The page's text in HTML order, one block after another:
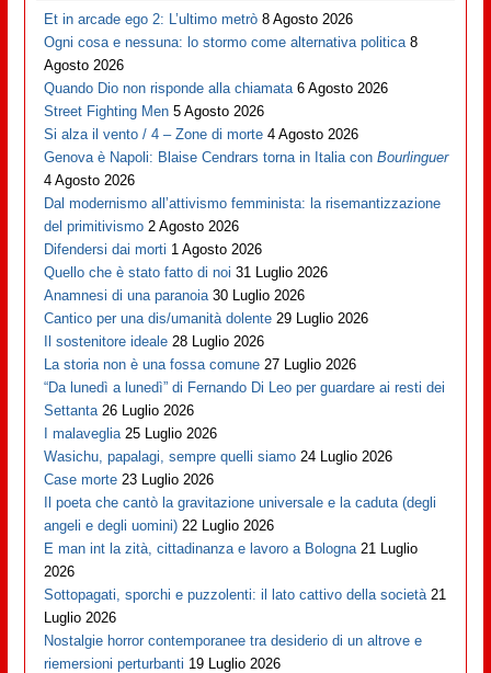
Et in arcade ego 2: L’ultimo metrò 8 Agosto 2026
Ogni cosa e nessuna: lo stormo come alternativa politica 8
Agosto 2026
Quando Dio non risponde alla chiamata 6 Agosto 2026
Street Fighting Men 5 Agosto 2026
Si alza il vento / 4 – Zone di morte 4 Agosto 2026
Genova è Napoli: Blaise Cendrars torna in Italia conBourlinguer
4 Agosto 2026
Dal modernismo all’attivismo femminista: la risemantizzazione
del primitivismo 2 Agosto 2026
Difendersi dai morti 1 Agosto 2026
Quello che è stato fatto di noi 31 Luglio 2026
Anamnesi di una paranoia 30 Luglio 2026
Cantico per una dis/umanità dolente 29 Luglio 2026
Il sostenitore ideale 28 Luglio 2026
La storia non è una fossa comune 27 Luglio 2026
“Da lunedì a lunedì” di Fernando Di Leo per guardare ai resti dei
Settanta 26 Luglio 2026
I malaveglia 25 Luglio 2026
Wasichu, papalagi, sempre quelli siamo 24 Luglio 2026
Case morte 23 Luglio 2026
Il poeta che cantò la gravitazione universale e la caduta (degli
angeli e degli uomini) 22 Luglio 2026
E man int la zità, cittadinanza e lavoro a Bologna 21 Luglio
2026
Sottopagati, sporchi e puzzolenti: il lato cattivo della società 21
Luglio 2026
Nostalgie horror contemporanee tra desiderio di un altrove e
riemersioni perturbanti 19 Luglio 2026